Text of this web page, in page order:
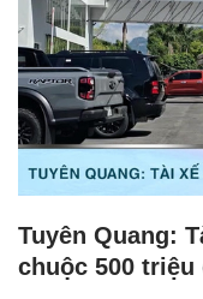
Tuyên Quang:
chuộc 500 triệu